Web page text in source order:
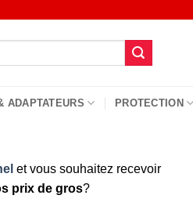
ADAPTATEURS PROTECTION
et vous souhaitez recevoir
prix de gros?